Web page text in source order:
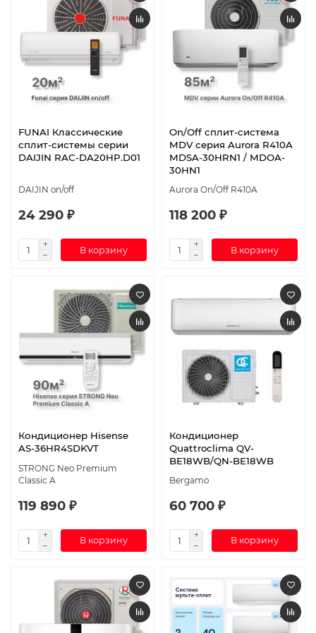
FUNAI Классические
сплит-системы серии
DAIJIN RAC-DA20HP.D01
DAIJIN on/off
24 290 ₽
В корзину
On/Off сплит-система
MDV серия Aurora R410A
MDSA-30HRN1 / MDOA-
30HN1
Aurora On/Off R410A
118 200 ₽
В корзину
Кондиционер Hisense
AS-36HR4SDKVT
STRONG Neo Premium
Classic A
119 890 ₽
В корзину
Кондиционер
Quattroclima QV-
BE18WB/QN-BE18WB
Bergamo
60 700 ₽
В корзину